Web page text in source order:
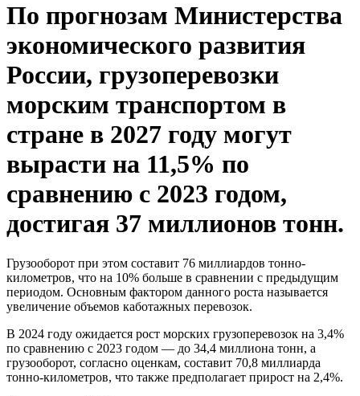
По прогнозам Министерства
экономического развития
России, грузоперевозки
морским транспортом в
стране в 2027 году могут
вырасти на 11,5% по
сравнению с 2023 годом,
достигая 37 миллионов тонн.
Грузооборот при этом составит 76 миллиардов тонно-
километров, что на 10% больше в сравнении с предыдущим
периодом. Основным фактором данного роста называется
увеличение объемов каботажных перевозок.
В 2024 году ожидается рост морских грузоперевозок на 3,4%
по сравнению с 2023 годом — до 34,4 миллиона тонн, а
грузооборот, согласно оценкам, составит 70,8 миллиарда
тонно-километров, что также предполагает прирост на 2,4%.